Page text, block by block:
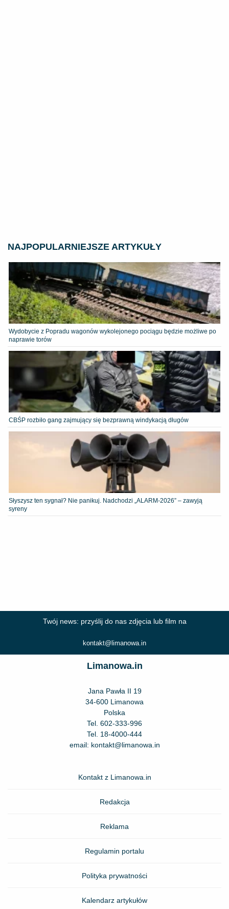
NAJPOPULARNIEJSZE ARTYKUŁY
Wydobycie z Popradu wagonów wykolejonego pociągu będzie możliwe po
naprawie torów
CBŚP rozbiło gang zajmujący się bezprawną windykacją długów
Słyszysz ten sygnał? Nie panikuj. Nadchodzi „ALARM-2026” – zawyją
syreny
Twój news: przyślij do nas zdjęcia lub film na
kontakt@limanowa.in
Limanowa.in
Jana Pawła II 19
34-600 Limanowa
Polska
Tel. 602-333-996
Tel. 18-4000-444
email: kontakt@limanowa.in
Kontakt z Limanowa.in
Redakcja
Reklama
Regulamin portalu
Polityka prywatności
Kalendarz artykułów